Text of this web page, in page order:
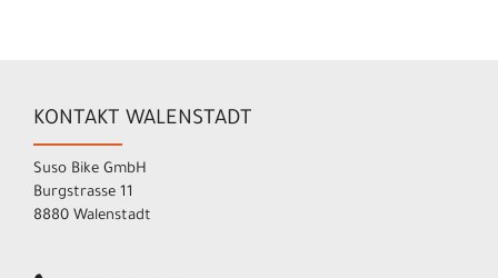
KONTAKT WALENSTADT
Suso Bike GmbH
Burgstrasse 11
8880 Walenstadt